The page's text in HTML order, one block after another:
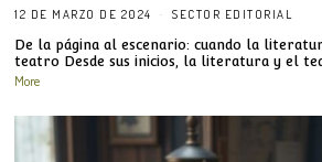
12 DE MARZO DE 2024 SECTOR EDITORIAL
De la página al escenario: cuando la
teatro Desde sus inicios, la literatura y el
More